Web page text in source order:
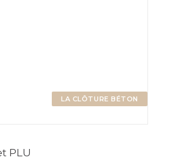
LA CLÔTURE BÉTON
PLU